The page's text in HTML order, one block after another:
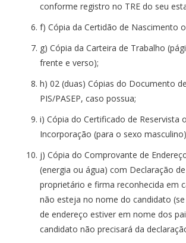
conforme registro no TRE do seu
f) Cópia da Certidão de Nascimento
g) Cópia da Carteira de Trabalho
frente e verso);
h) 02 (duas) Cópias do Documento
PIS/PASEP, caso possua;
i) Cópia do Certificado de Reservista
Incorporação (para o sexo
j) Cópia do Comprovante de
(energia ou água) com Declaração
proprietário e firma reconhecida em
não esteja no nome do candidato
de endereço estiver em nome dos
candidato não precisará da